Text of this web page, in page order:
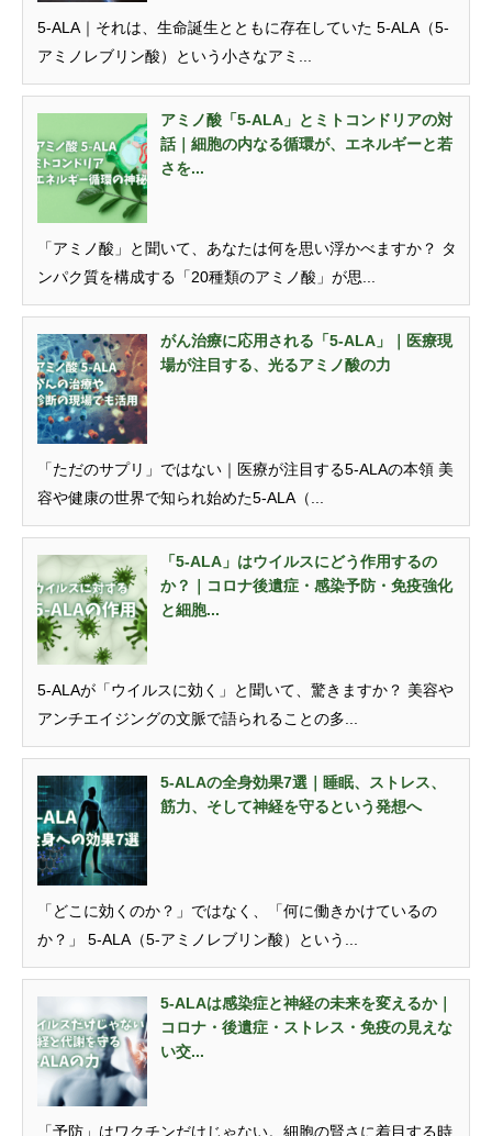
5-ALA｜それは、生命誕生とともに存在していた 5-ALA（5-
アミノレブリン酸）という小さなアミ...
アミノ酸「5-ALA」とミトコンドリアの対
話｜細胞の内なる循環が、エネルギーと若
さを...
「アミノ酸」と聞いて、あなたは何を思い浮かべますか？ タ
ンパク質を構成する「20種類のアミノ酸」が思...
がん治療に応用される「5-ALA」｜医療現
場が注目する、光るアミノ酸の力
「ただのサプリ」ではない｜医療が注目する5-ALAの本領 美
容や健康の世界で知られ始めた5-ALA（...
「5-ALA」はウイルスにどう作用するの
か？｜コロナ後遺症・感染予防・免疫強化
と細胞...
5-ALAが「ウイルスに効く」と聞いて、驚きますか？ 美容や
アンチエイジングの文脈で語られることの多...
5-ALAの全身効果7選｜睡眠、ストレス、
筋力、そして神経を守るという発想へ
「どこに効くのか？」ではなく、「何に働きかけているの
か？」 5-ALA（5-アミノレブリン酸）という...
5-ALAは感染症と神経の未来を変えるか｜
コロナ・後遺症・ストレス・免疫の見えな
い交...
「予防」はワクチンだけじゃない。細胞の賢さに着目する時